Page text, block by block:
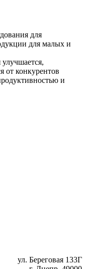
для
для малых и
от конкурентов
и
ул. Береговая 133Г